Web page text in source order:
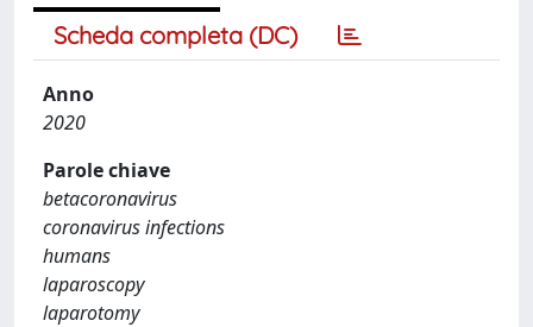
Scheda completa (DC)
Anno
2020
Parole chiave
betacoronavirus
coronavirus infections
humans
laparoscopy
laparotomy